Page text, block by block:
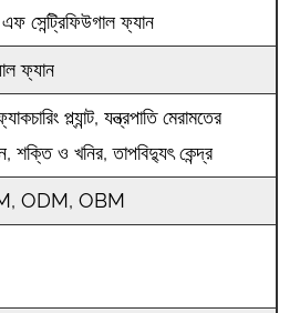
সেন্ট্রিফিউগাল ফ্যান
ফ্যান
প্ল্যান্ট, যন্ত্রপাতি মেরামতের
শক্তি ও খনির, তাপবিদ্যুৎ কেন্দ্র
ODM, OBM